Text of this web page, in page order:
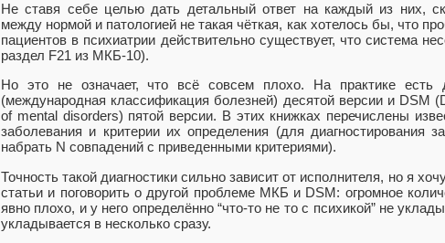
Не ставя себе целью дать детальный ответ на каждый из них,
между нормой и патологией не такая чёткая, как хотелось бы, что
пациентов в психиатрии действительно существует, что система
раздел F21 из МКБ-10).
Но это не означает, что всё совсем плохо. На практике
(международная классификация болезней) десятой версии и DSM
of mental disorders) пятой версии. В этих книжках перечислены
заболевания и критерии их определения (для диагностирования
набрать N совпадений с приведенными критериями).
Точность такой диагностики сильно зависит от исполнителя, но я
статьи и поговорить о другой проблеме МКБ и DSM: огромное
явно плохо, и у него определённо “что-то не то с психикой” не
укладывается в несколько сразу.